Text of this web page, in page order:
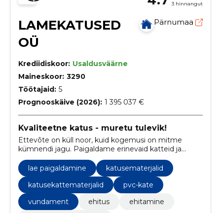
3 hinnangut
LAMEKATUSED
OÜ
Pärnumaa
Krediidiskoor: Usaldusväärne
Maineskoor: 3290
Töötajaid: 5
Prognooskäive (2026): 1 395 037 €
Kvaliteetne katus - muretu tulevik!
Ettevõte on küll noor, kuid kogemusi on mitme
kümnendi jagu. Paigaldame erinevaid katteid ja
äravoolu süsteemidega.
lae paigaldamine
katusematerjalid
katusekattematerjalid
pvc-kate
vundament
ehitus
ehitamine